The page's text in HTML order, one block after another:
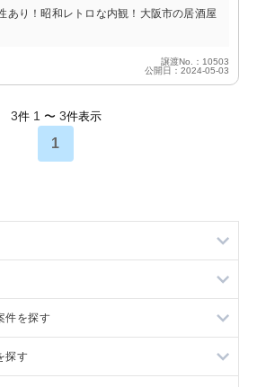
あり！昭和レトロな内観！大阪市の居酒屋
譲渡No.：10503
公開日：2024-05-03
3件 1 〜 3件表示
1
件の案件一覧
却物件の案件一覧
却物件の案件一覧
抜き売却物件の案件一覧
き売却物件の案件一覧
件を探す
抜き売却物件の案件一覧
探す